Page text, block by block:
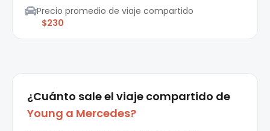
Precio promedio de viaje compartido
$230
¿Cuánto sale el viaje compartido de
Young a Mercedes?